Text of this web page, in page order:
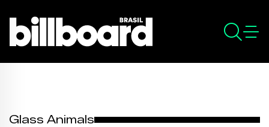
Glass Animals